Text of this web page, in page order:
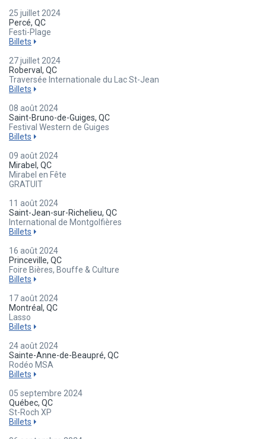
25 juillet 2024
Percé, QC
Festi-Plage
Billets
27 juillet 2024
Roberval, QC
Traversée Internationale du Lac St-Jean
Billets
08 août 2024
Saint-Bruno-de-Guiges, QC
Festival Western de Guiges
Billets
09 août 2024
Mirabel, QC
Mirabel en Fête
GRATUIT
11 août 2024
Saint-Jean-sur-Richelieu, QC
International de Montgolfières
Billets
16 août 2024
Princeville, QC
Foire Bières, Bouffe & Culture
Billets
17 août 2024
Montréal, QC
Lasso
Billets
24 août 2024
Sainte-Anne-de-Beaupré, QC
Rodéo MSA
Billets
05 septembre 2024
Québec, QC
St-Roch XP
Billets